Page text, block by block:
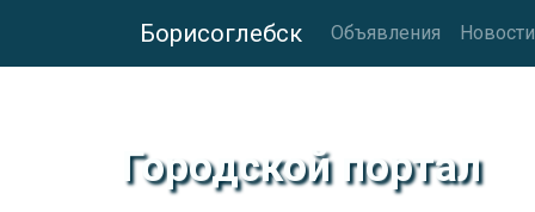
Борисоглебск Объявления Новости
Городской портал